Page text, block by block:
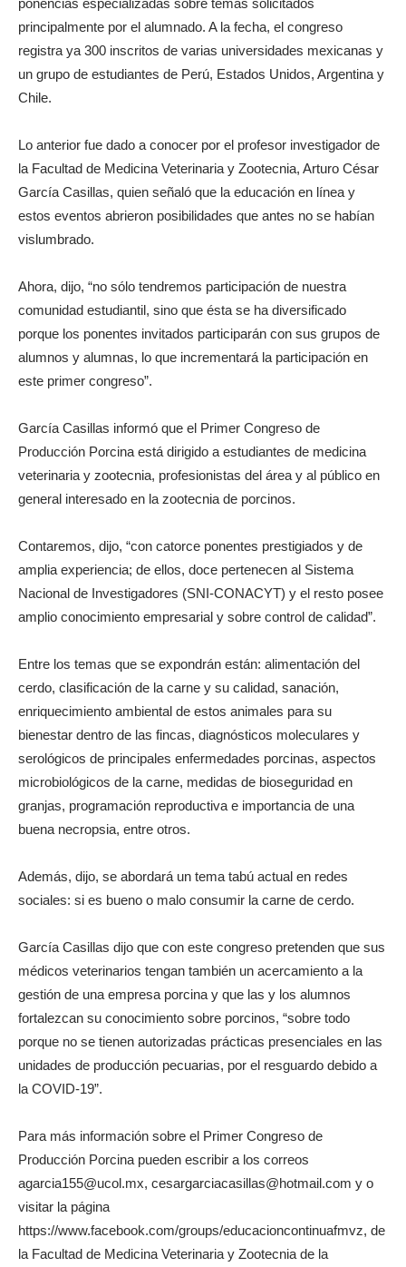
ponencias especializadas sobre temas solicitados
principalmente por el alumnado. A la fecha, el congreso
registra ya 300 inscritos de varias universidades mexicanas y
un grupo de estudiantes de Perú, Estados Unidos, Argentina y
Chile.
Lo anterior fue dado a conocer por el profesor investigador de
la Facultad de Medicina Veterinaria y Zootecnia, Arturo César
García Casillas, quien señaló que la educación en línea y
estos eventos abrieron posibilidades que antes no se habían
vislumbrado.
Ahora, dijo, “no sólo tendremos participación de nuestra
comunidad estudiantil, sino que ésta se ha diversificado
porque los ponentes invitados participarán con sus grupos de
alumnos y alumnas, lo que incrementará la participación en
este primer congreso”.
García Casillas informó que el Primer Congreso de
Producción Porcina está dirigido a estudiantes de medicina
veterinaria y zootecnia, profesionistas del área y al público en
general interesado en la zootecnia de porcinos.
Contaremos, dijo, “con catorce ponentes prestigiados y de
amplia experiencia; de ellos, doce pertenecen al Sistema
Nacional de Investigadores (SNI-CONACYT) y el resto posee
amplio conocimiento empresarial y sobre control de calidad”.
Entre los temas que se expondrán están: alimentación del
cerdo, clasificación de la carne y su calidad, sanación,
enriquecimiento ambiental de estos animales para su
bienestar dentro de las fincas, diagnósticos moleculares y
serológicos de principales enfermedades porcinas, aspectos
microbiológicos de la carne, medidas de bioseguridad en
granjas, programación reproductiva e importancia de una
buena necropsia, entre otros.
Además, dijo, se abordará un tema tabú actual en redes
sociales: si es bueno o malo consumir la carne de cerdo.
García Casillas dijo que con este congreso pretenden que sus
médicos veterinarios tengan también un acercamiento a la
gestión de una empresa porcina y que las y los alumnos
fortalezcan su conocimiento sobre porcinos, “sobre todo
porque no se tienen autorizadas prácticas presenciales en las
unidades de producción pecuarias, por el resguardo debido a
la COVID-19”.
Para más información sobre el Primer Congreso de
Producción Porcina pueden escribir a los correos
agarcia155@ucol.mx, cesargarciacasillas@hotmail.com y o
visitar la página
https://www.facebook.com/groups/educacioncontinuafmvz, de
la Facultad de Medicina Veterinaria y Zootecnia de la